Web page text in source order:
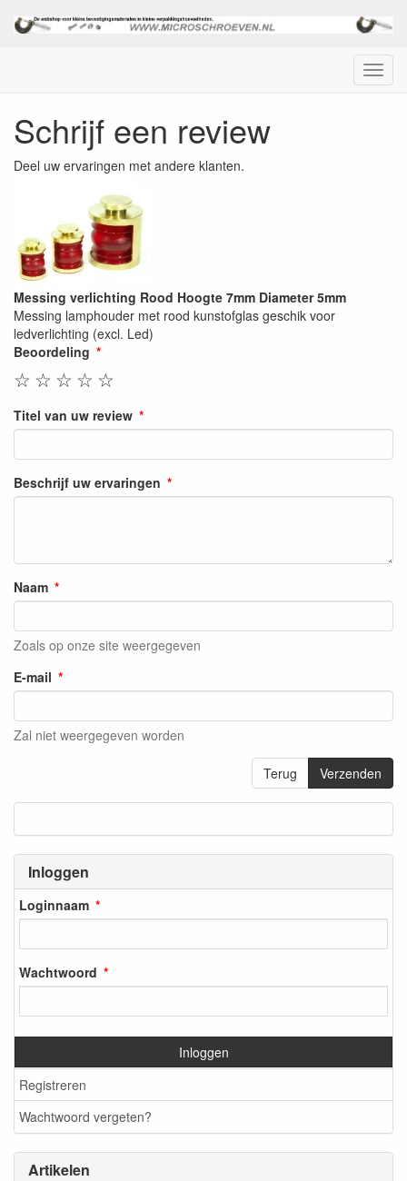
Menu
Inloggen
Loginnaam
Wachtwoord
Inloggen
Registreren
Wachtwoord vergeten?
Artikelen
Schrijf een review
Deel uw ervaringen met andere klanten.
Messing verlichting Rood Hoogte 7mm Diameter 5mm
Messing lamphouder met rood kunstofglas geschik voor
ledverlichting (excl. Led)
Beoordeling
☆
☆
☆
☆
☆
Titel van uw review
Beschrijf uw ervaringen
Naam
Zoals op onze site weergegeven
E-mail
Zal niet weergegeven worden
Terug Verzenden